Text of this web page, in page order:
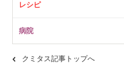
レシピ
病院
クミタス記事トップへ